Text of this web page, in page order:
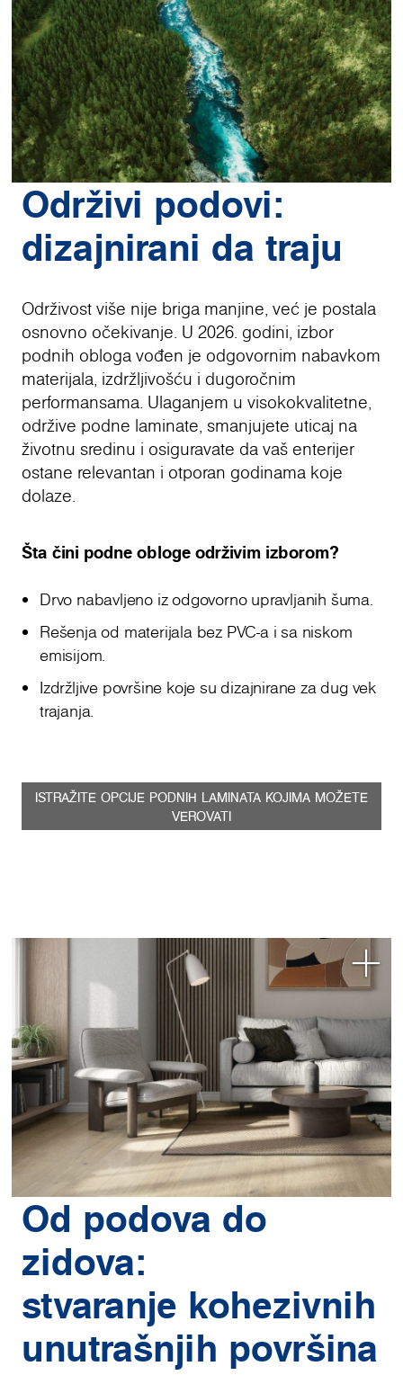
Održivi podovi:
dizajnirani da traju
Održivost više nije briga manjine, već je postala
osnovno očekivanje. U 2026. godini, izbor
podnih obloga vođen je odgovornim nabavkom
materijala, izdržljivošću i dugoročnim
performansama. Ulaganjem u visokokvalitetne,
održive podne laminate, smanjujete uticaj na
životnu sredinu i osiguravate da vaš enterijer
ostane relevantan i otporan godinama koje
dolaze.
Šta čini podne obloge održivim izborom?
Drvo nabavljeno iz odgovorno upravljanih šuma.
Rešenja od materijala bez PVC-a i sa niskom
emisijom.
Izdržljive površine koje su dizajnirane za dug vek
trajanja.
ISTRAŽITE OPCIJE PODNIH LAMINATA KOJIMA MOŽETE
VEROVATI
Od podova do
zidova:
stvaranje kohezivnih
unutrašnjih površina